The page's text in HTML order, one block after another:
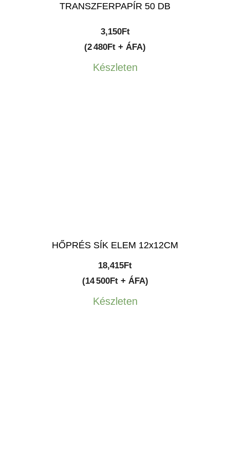
TRANSZFERPAPÍR 50 DB
3,150Ft
(2 480Ft + ÁFA)
Készleten
HŐPRÉS SÍK ELEM 12x12CM
18,415Ft
(14 500Ft + ÁFA)
Készleten